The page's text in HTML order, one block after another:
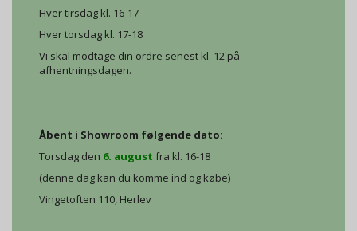
Hver tirsdag kl. 16-17
Hver torsdag kl. 17-18
Vi skal modtage din ordre senest kl. 12 på
afhentningsdagen.
Åbent i Showroom følgende dato:
Torsdag den 6. august fra kl. 16-18
(denne dag kan du komme ind og købe)
Vingetoften 110, Herlev